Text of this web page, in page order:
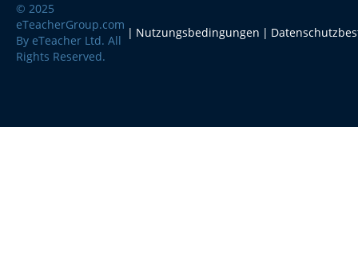
© 2025
eTeacherGroup.com
By eTeacher Ltd. All
Rights Reserved.
Nutzungsbedingungen